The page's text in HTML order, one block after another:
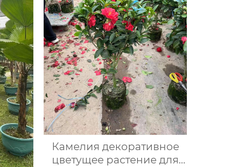
Камелия декоративное
цветущее растение для